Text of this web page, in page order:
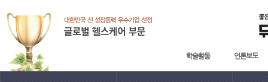
학술활동 언론보도